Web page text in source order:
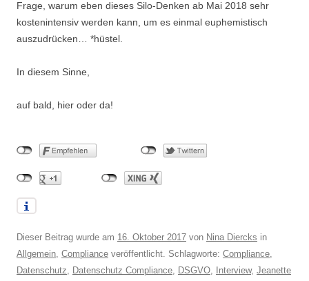
Frage, warum eben dieses Silo-Denken ab Mai 2018 sehr
kostenintensiv werden kann, um es einmal euphemistisch
auszudrücken… *hüstel.
In diesem Sinne,
auf bald, hier oder da!
Dieser Beitrag wurde am 16. Oktober 2017 von Nina Diercks in
Allgemein, Compliance veröffentlicht. Schlagworte: Compliance,
Datenschutz, Datenschutz Compliance, DSGVO, Interview, Jeanette